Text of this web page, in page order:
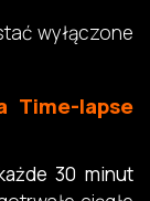
wyłączone
Time-lapse
30 minut